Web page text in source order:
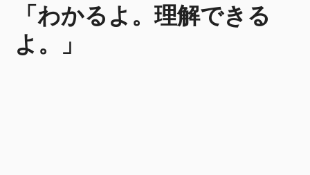
「わかるよ。理解できる
よ。」